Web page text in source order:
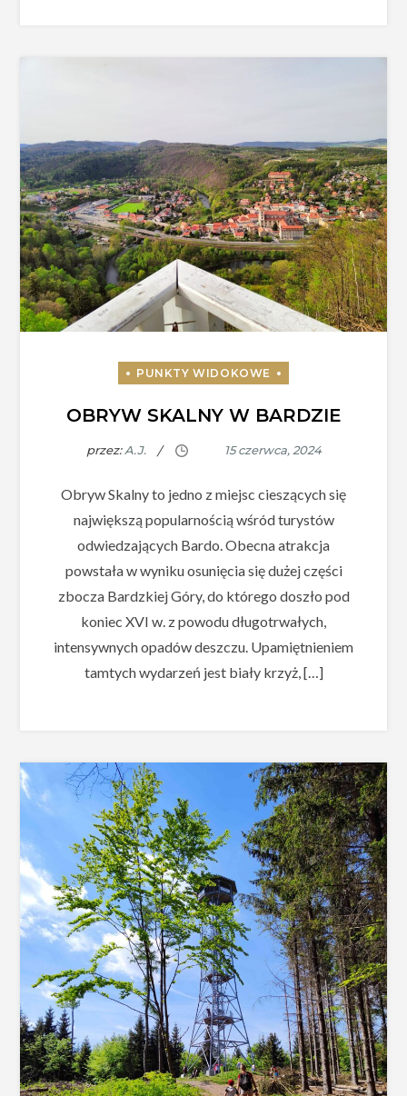
OBRYW SKALNY W BARDZIE
przez:A.J.
Obryw Skalny to jedno z miejsc cieszących się
największą popularnością wśród turystów
odwiedzających Bardo. Obecna atrakcja
powstała w wyniku osunięcia się dużej części
zbocza Bardzkiej Góry, do którego doszło pod
koniec XVI w. z powodu długotrwałych,
intensywnych opadów deszczu. Upamiętnieniem
tamtych wydarzeń jest biały krzyż, […]